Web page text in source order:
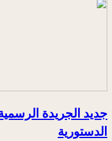
جديد الجريدة
الدستورية